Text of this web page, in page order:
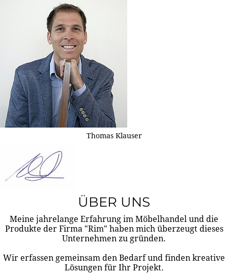
Thomas Klauser
ÜBER UNS
Meine jahrelange Erfahrung im Möbelhandel und die
Produkte der Firma "Rim" haben mich überzeugt dieses
Unternehmen zu gründen.
Wir erfassen gemeinsam den Bedarf und finden kreative
Lösungen für Ihr Projekt.